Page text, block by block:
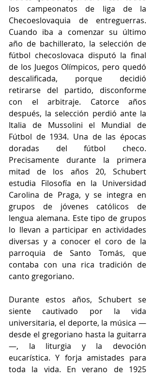
los campeonatos de liga de la
Checoeslovaquia de entreguerras.
Cuando iba a comenzar su último
año de bachillerato, la selección de
fútbol checoslovaca disputó la final
de los Juegos Olímpicos, pero quedó
descalificada, porque decidió
retirarse del partido, disconforme
con el arbitraje. Catorce años
después, la selección perdió ante la
Italia de Mussolini el Mundial de
Fútbol de 1934. Una de las épocas
doradas del fútbol checo.
Precisamente durante la primera
mitad de los años 20, Schubert
estudia Filosofía en la Universidad
Carolina de Praga, y se integra en
grupos de jóvenes católicos de
lengua alemana. Este tipo de grupos
lo llevan a participar en actividades
diversas y a conocer el coro de la
parroquia de Santo Tomás, que
contaba con una rica tradición de
canto gregoriano.
Durante estos años, Schubert se
siente cautivado por la vida
universitaria, el deporte, la música —
desde el gregoriano hasta la guitarra
—, la liturgia y la devoción
eucarística. Y forja amistades para
toda la vida. En verano de 1925